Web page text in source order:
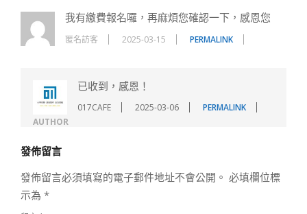
我有繳費報名囉，再麻煩您確認一下，感恩您
匿名訪客 2025-03-15 PERMALINK
AUTHOR
已收到，感恩！
017CAFE 2025-03-06 PERMALINK
發佈留言
發佈留言必須填寫的電子郵件地址不會公開。 必填欄位標
示為 *